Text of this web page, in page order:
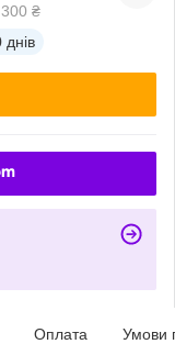
₴
днів
Оплата Умови